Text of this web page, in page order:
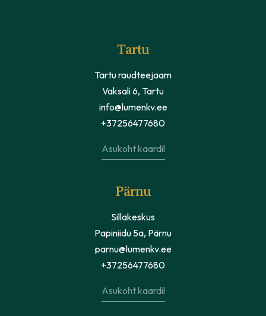
Tartu
Tartu raudteejaam
Vaksali 6, Tartu
info@lumenkv.ee
+37256477680
Asukoht kaardil
Pärnu
Sillakeskus
Papiniidu 5a, Pärnu
parnu@lumenkv.ee
+37256477680
Asukoht kaardil